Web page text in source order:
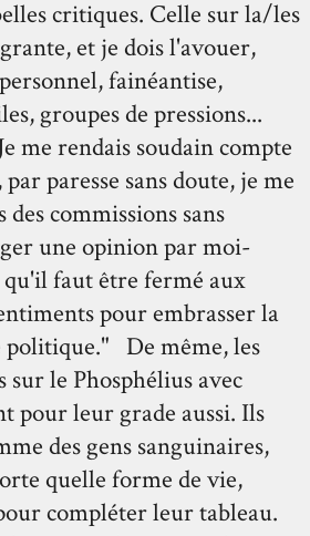
critiques. Celle sur la/les
et je dois l'avouer,
fainéantise,
groupes de pressions...
me rendais soudain compte
paresse sans doute, je me
des commissions sans
une opinion par moi-
qu'il faut être fermé aux
pour embrasser la
De même, les
sur le Phosphélius avec
pour leur grade aussi. Ils
des gens sanguinaires,
quelle forme de vie,
compléter leur tableau.